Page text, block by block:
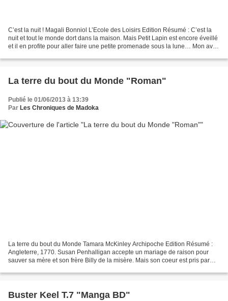
C’est la nuit ! Magali Bonniol L’Ecole des Loisirs Edition Résumé : C’est la
nuit et tout le monde dort dans la maison. Mais Petit Lapin est encore éveillé
et il en profite pour aller faire une petite promenade sous la lune… Mon avis
La terre du bout du Monde "Roman"
Publié le 01/06/2013 à 13:39
Par Les Chroniques de Madoka
La terre du bout du Monde Tamara McKinley Archipoche Edition Résumé :
Angleterre, 1770. Susan Penhalligan accepte un mariage de raison pour
sauver sa mère et son frère Billy de la misère. Mais son coeur est pris par
Buster Keel T.7 "Manga BD"